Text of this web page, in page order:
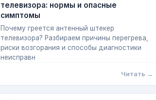
телевизора: нормы и опасные
симптомы
Почему греется антенный штекер
телевизора? Разбираем причины перегрева,
риски возгорания и способы диагностики
неисправн
Читать →